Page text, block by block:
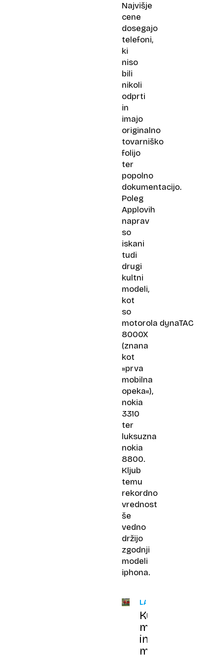
Najvišje
cene
dosegajo
telefoni,
ki
niso
bili
nikoli
odprti
in
imajo
originalno
tovarniško
folijo
ter
popolno
dokumentacijo.
Poleg
Applovih
naprav
so
iskani
tudi
drugi
kultni
modeli,
kot
so
motorola dynaTAC
8000X
(znana
kot
»prva
mobilna
opeka«),
nokia
3310
ter
luksuzna
nokia
8800.
Kljub
temu
rekordno
vrednost
še
vedno
držijo
zgodnji
modeli
iphona.
LASTOVKA
Kultni
mopedi
in
motorji